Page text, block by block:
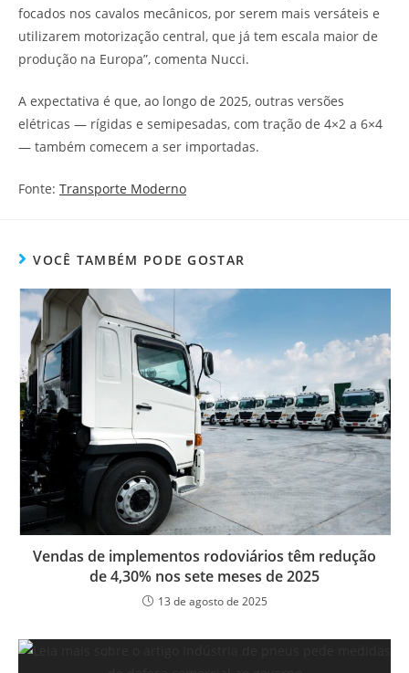
focados nos cavalos mecânicos, por serem mais versáteis e
utilizarem motorização central, que já tem escala maior de
produção na Europa”, comenta Nucci.
A expectativa é que, ao longo de 2025, outras versões
elétricas — rígidas e semipesadas, com tração de 4×2 a 6×4
— também comecem a ser importadas.
Fonte: Transporte Moderno
VOCÊ TAMBÉM PODE GOSTAR
Vendas de implementos rodoviários têm redução
de 4,30% nos sete meses de 2025
13 de agosto de 2025